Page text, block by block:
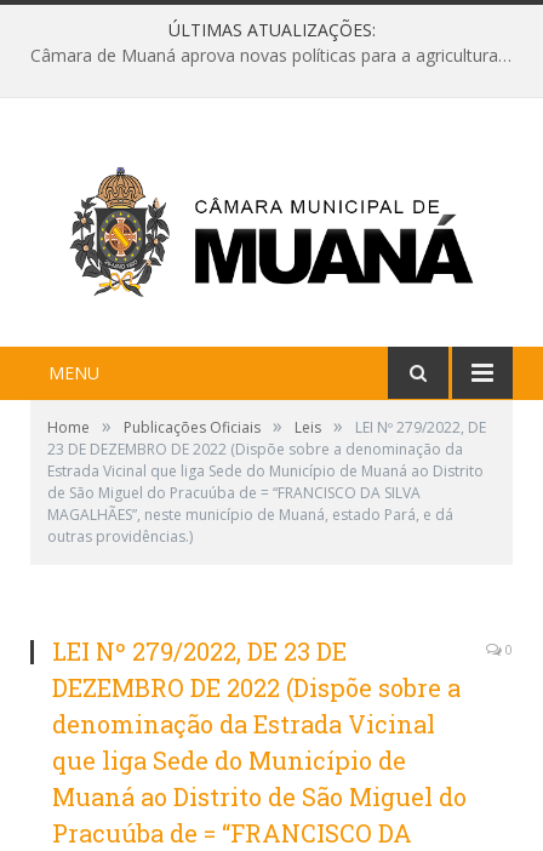
ÚLTIMAS ATUALIZAÇÕES:
Câmara de Muaná aprova novas políticas para a agricultura e solicita reforma da Ponte do Reduto
MENU
Home » Publicações Oficiais » Leis »
LEI Nº 279/2022, DE
23 DE DEZEMBRO DE 2022 (Dispõe sobre a denominação da
Estrada Vicinal que liga Sede do Município de Muaná ao Distrito
de São Miguel do Pracuúba de = “FRANCISCO DA SILVA
MAGALHÃES”, neste município de Muaná, estado Pará, e dá
outras providências.)
LEI Nº 279/2022, DE 23 DE
DEZEMBRO DE 2022 (Dispõe sobre a
denominação da Estrada Vicinal
que liga Sede do Município de
Muaná ao Distrito de São Miguel do
Pracuúba de = “FRANCISCO DA
0